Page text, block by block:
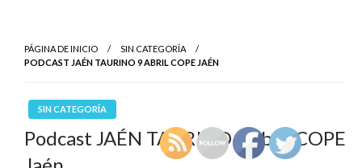
PÁGINA DE INICIO
SIN CATEGORÍA
PODCAST JAÉN TAURINO 9 ABRIL COPE JAÉN
SIN CATEGORÍA
Podcast JAÉN TAURINO 9 abril COPE